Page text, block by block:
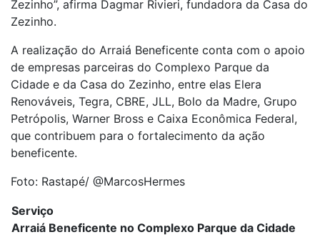
Zezinho”, afirma Dagmar Rivieri, fundadora da Casa do
Zezinho.
A realização do Arraiá Beneficente conta com o apoio
de empresas parceiras do Complexo Parque da
Cidade e da Casa do Zezinho, entre elas Elera
Renováveis, Tegra, CBRE, JLL, Bolo da Madre, Grupo
Petrópolis, Warner Bross e Caixa Econômica Federal,
que contribuem para o fortalecimento da ação
beneficente.
Foto: Rastapé/ @MarcosHermes
Serviço
Arraiá Beneficente no Complexo Parque da Cidade